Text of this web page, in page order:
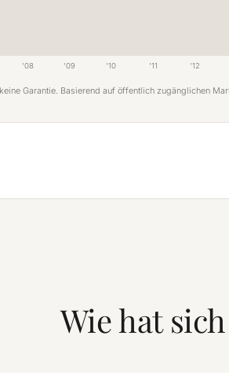
'08 '09 '10 '11 '12
Garantie. Basierend auf öffentlich zugänglichen
Wie hat